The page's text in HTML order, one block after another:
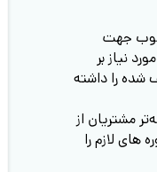
جهت
نیاز بر
شده را داشته
مشتریان از
های لازم را